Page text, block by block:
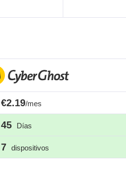
€2.19/mes
45 Días
7 dispositivos